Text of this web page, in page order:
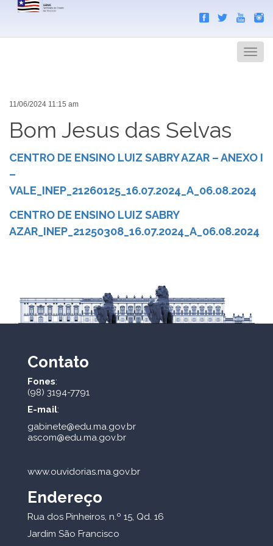
Menu
11/06/2024 11:15 am
Bom Jesus das Selvas
CENTRO DE ENSINO LUIZ SABRY AZAR – ANEXO I
–
VALE_INEP_21260125_16.07.2024_A_06.08.2024
CENTRO DE ENSINO LUIZ SABRY
AZAR_INEP_21250308_16.07.2024_A_06.08.2024
Contato
Fones:
(98) 3194-7791
E-mail:
gabinete@edu.ma.gov.br
ascom@edu.ma.gov.br
www.ouvidorias.ma.gov.br
Endereço
Rua dos Pinheiros, n.º 15, Qd. 16
Jardim São Francisco